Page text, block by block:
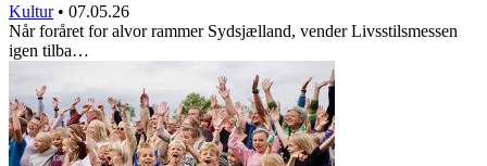
Kultur • 07.05.26
Når foråret for alvor rammer Sydsjælland, vender Livsstilsmessen
igen tilba…